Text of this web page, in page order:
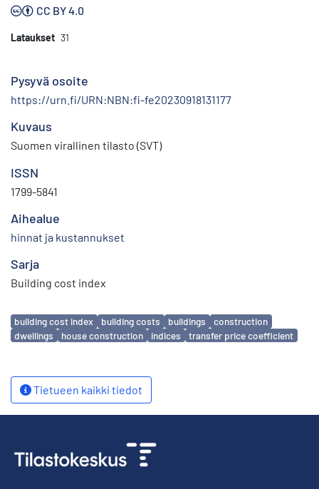
CC BY 4.0
Lataukset 31
Pysyvä osoite
https://urn.fi/URN:NBN:fi-fe20230918131177
Kuvaus
Suomen virallinen tilasto (SVT)
ISSN
1799-5841
Aihealue
hinnat ja kustannukset
Sarja
Building cost index
Avainsanat
building cost index building costs buildings
construction
dwellings
house construction indices transfer price coefficient
Tietueen kaikki tiedot